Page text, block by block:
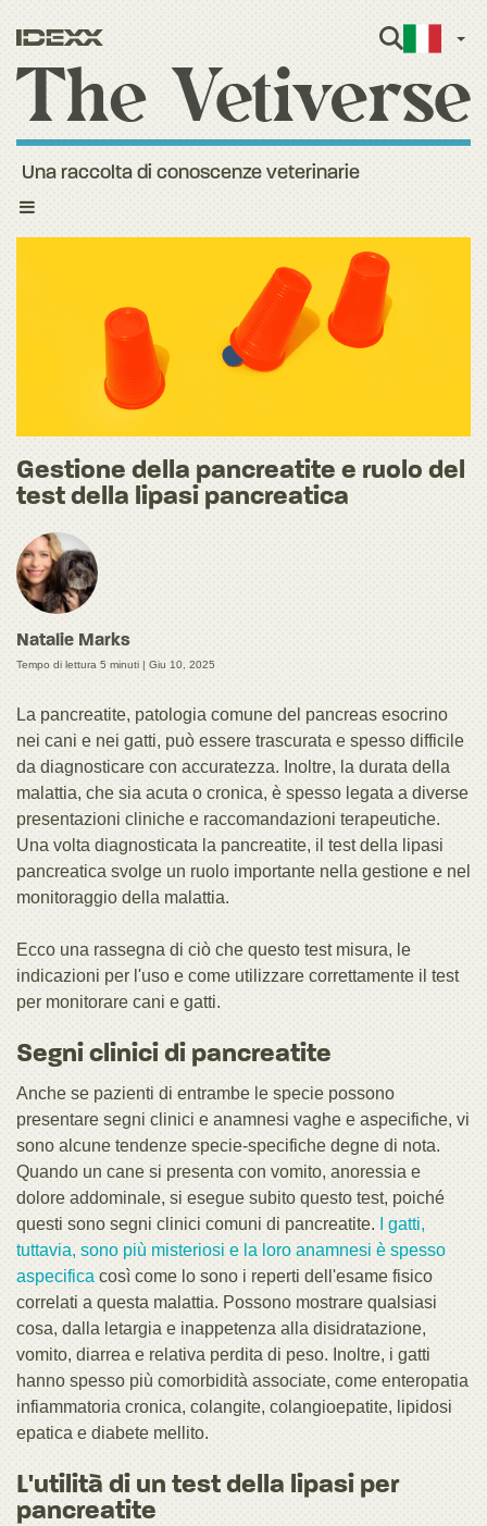
Toggle
Una raccolta di conoscenze veterinarie
Gestione della pancreatite e ruolo del
test della lipasi pancreatica
Natalie Marks
Tempo di lettura 5 minuti | Giu 10, 2025
La pancreatite, patologia comune del pancreas esocrino
nei cani e nei gatti, può essere trascurata e spesso difficile
da diagnosticare con accuratezza. Inoltre, la durata della
malattia, che sia acuta o cronica, è spesso legata a diverse
presentazioni cliniche e raccomandazioni terapeutiche.
Una volta diagnosticata la pancreatite, il test della lipasi
pancreatica svolge un ruolo importante nella gestione e nel
monitoraggio della malattia.
Ecco una rassegna di ciò che questo test misura, le
indicazioni per l'uso e come utilizzare correttamente il test
per monitorare cani e gatti.
Segni clinici di pancreatite
Anche se pazienti di entrambe le specie possono
presentare segni clinici e anamnesi vaghe e aspecifiche, vi
sono alcune tendenze specie-specifiche degne di nota.
Quando un cane si presenta con vomito, anoressia e
dolore addominale, si esegue subito questo test, poiché
questi sono segni clinici comuni di pancreatite.
I gatti,
tuttavia, sono più misteriosi e la loro anamnesi è spesso
aspecifica così come lo sono i reperti dell'esame fisico
correlati a questa malattia. Possono mostrare qualsiasi
cosa, dalla letargia e inappetenza alla disidratazione,
vomito, diarrea e relativa perdita di peso. Inoltre, i gatti
hanno spesso più comorbidità associate, come enteropatia
infiammatoria cronica, colangite, colangioepatite, lipidosi
epatica e diabete mellito.
L'utilità di un test della lipasi per
pancreatite